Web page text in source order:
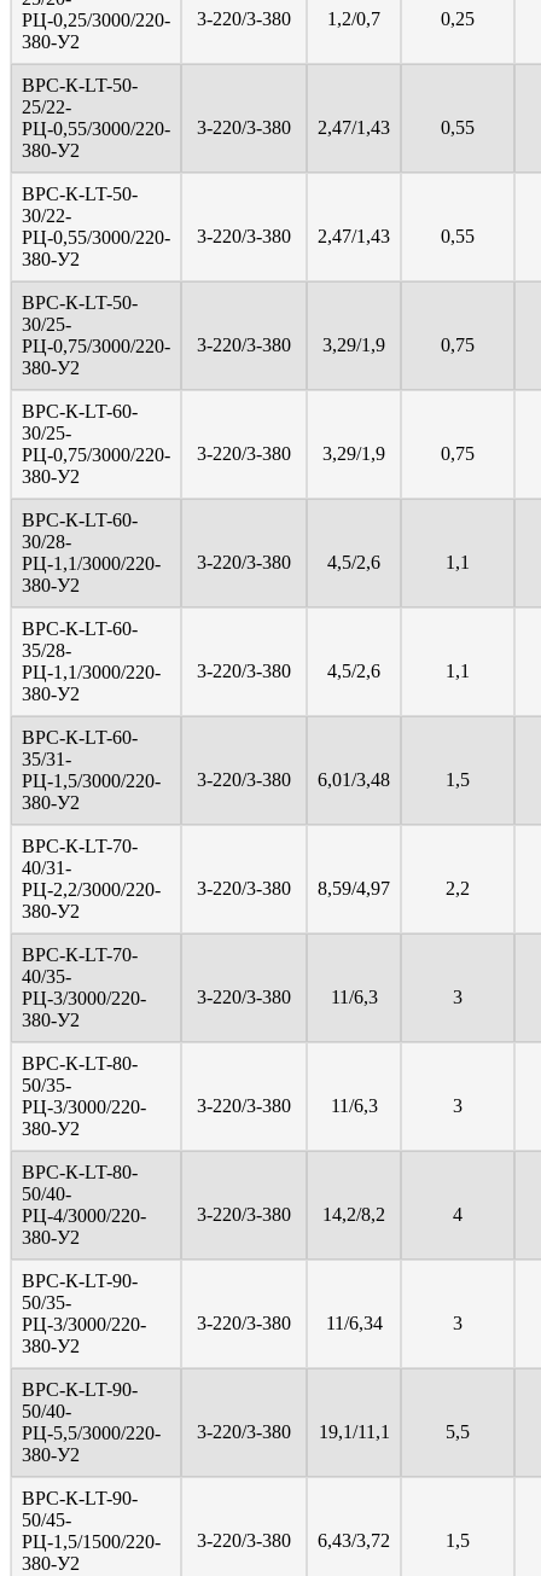
PЦ-0,25/3000/220-
380-У2
3-220/3-380 1,2/0,7 0,25
ВРС-К-LT-50-
25/22-
PЦ-0,55/3000/220-
380-У2
3-220/3-380 2,47/1,43 0,55
ВРС-К-LT-50-
30/22-
PЦ-0,55/3000/220-
380-У2
3-220/3-380 2,47/1,43 0,55
ВРС-К-LT-50-
30/25-
PЦ-0,75/3000/220-
380-У2
3-220/3-380 3,29/1,9 0,75
ВРС-К-LT-60-
30/25-
PЦ-0,75/3000/220-
380-У2
3-220/3-380 3,29/1,9 0,75
ВРС-К-LT-60-
30/28-
PЦ-1,1/3000/220-
380-У2
3-220/3-380 4,5/2,6 1,1
ВРС-К-LT-60-
35/28-
PЦ-1,1/3000/220-
380-У2
3-220/3-380 4,5/2,6 1,1
ВРС-К-LT-60-
35/31-
PЦ-1,5/3000/220-
380-У2
3-220/3-380 6,01/3,48 1,5
ВРС-К-LT-70-
40/31-
PЦ-2,2/3000/220-
380-У2
3-220/3-380 8,59/4,97 2,2
ВРС-К-LT-70-
40/35-
PЦ-3/3000/220-
380-У2
3-220/3-380 11/6,3 3
ВРС-К-LT-80-
50/35-
PЦ-3/3000/220-
380-У2
3-220/3-380 11/6,3 3
ВРС-К-LT-80-
50/40-
PЦ-4/3000/220-
380-У2
3-220/3-380 14,2/8,2 4
ВРС-К-LT-90-
50/35-
PЦ-3/3000/220-
380-У2
3-220/3-380 11/6,34 3
ВРС-К-LT-90-
50/40-
PЦ-5,5/3000/220-
380-У2
3-220/3-380 19,1/11,1 5,5
ВРС-К-LT-90-
50/45-
PЦ-1,5/1500/220-
380-У2
3-220/3-380 6,43/3,72 1,5